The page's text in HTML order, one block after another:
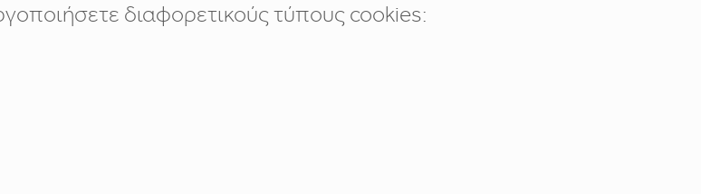
διαφορετικούς τύπους cookies: